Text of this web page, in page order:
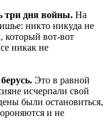
три дня войны. На
никто никуда не
который вот-вот
никак не
Это в равной
исчерпали свой
были остановиться,
и не